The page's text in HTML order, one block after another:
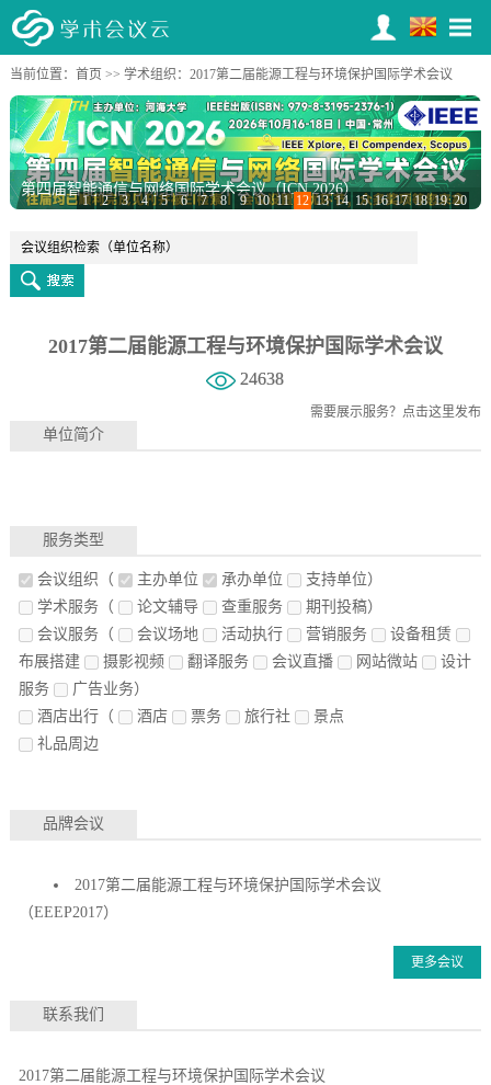
当前位置： 首页 >> 学术组织 ：2017第二届能源工程与环境保护国际学术会议
第四届智能通信与网络国际学术会议（ICN 2026）
1 2 3 4 5 6 7 8 9 10 11 12 13 14 15 16 17 18 19 20
2017第二届能源工程与环境保护国际学术会议
24638
需要展示服务？ 点击这里发布
单位简介
服务类型
会议组织 （ 主办单位 承办单位
支持单位）
学术服务（ 论文辅导 查重服务
期刊投稿）
会议服务（ 会议场地 活动执行 营销服务
设备租赁
布展搭建
摄影视频 翻译服务 会议直播 网站微站
设计
服务
广告业务）
酒店出行（ 酒店 票务 旅行社
景点
礼品周边
品牌会议
2017第二届能源工程与环境保护国际学术会议
（EEEP2017）
更多会议
联系我们
2017第二届能源工程与环境保护国际学术会议